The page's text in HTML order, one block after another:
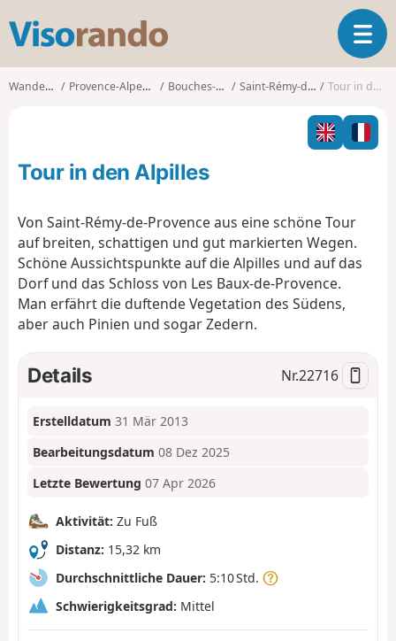
s
o
o
T
o
l
n
Wanderungen Provence-Alpes-Côte d'Azur Bouches-du-Rhône Saint-Rémy-de-Provence Tour in den Alpilles
Tour in den Alpilles
Von Saint-Rémy-de-Provence aus eine schöne Tour
auf breiten, schattigen und gut markierten Wegen.
Schöne Aussichtspunkte auf die Alpilles und auf das
Dorf und das Schloss von Les Baux-de-Provence.
Man erfährt die duftende Vegetation des Südens,
aber auch Pinien und sogar Zedern.
Details Nr.22716
Erstelldatum 31 Mär 2013
Bearbeitungsdatum 08 Dez 2025
Letzte Bewertung 07 Apr 2026
Aktivität: Zu Fuß
Distanz: 15,32 km
Durchschnittliche Dauer: 5:10 Std.
Schwierigkeitsgrad: Mittel